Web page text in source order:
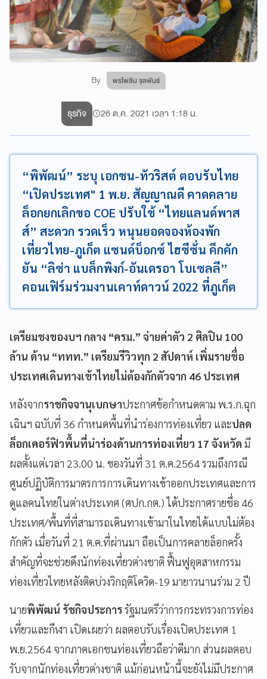
By พรไพลิน จุลพันธ์
ธุรกิจ 26 ต.ค. 2021 เวลา 1:18 น.
“พิพัฒน์” ระบุ เอกชน-ทัวริสต์ ตอบรับไทย
“เปิดประเทศ" 1 พ.ย. สัญญาณดี คาดคลาย
ล็อกยกเลิกขอ COE ปรับใช้ “ไทยแลนด์พาส
ส์” สะดวก รวดเร็ว หนุนยอดจองห้องพัก
เที่ยวไทย-ภูเก็ต แซนด์บ็อกซ์ ไฮซีซั่น คึกคัก
ยัน “ลิซ่า แบล็กพิงก์-อันเดรอา โบเซลลี”
คอนเฟิร์มร่วมงานเคาท์ดาวน์ 2022 ที่ภูเก็ต
เตรียมชงของบฯ กลาง “ครม.” จ่ายค่าตัว 2 ศิลปิน 100
ล้าน ด้าน “ททท.” เตรียมรีวิวทุก 2 สัปดาห์ เพิ่มรายชื่อ
ประเทศเดินทางเข้าไทยไม่ต้องกักตัวจาก 46 ประเทศ
หลังจากราชกิจจานุเบกษาประกาศข้อกำหนดตาม พ.ร.ก.ฉุก
เฉินฯ ฉบับที่ 36 กำหนดพื้นที่นำร่องการท่องเที่ยว และปลด
ล็อกเคอร์ฟิวพื้นที่นำร่องด้านการท่องเที่ยว 17 จังหวัด มี
ผลตั้งแต่เวลา 23.00 น. ของวันที่ 31 ต.ค.2564 รวมถึงกรณี
ศูนย์ปฏิบัติการมาตรการการเดินทางเข้าออกประเทศและการ
ดูแลคนไทยในต่างประเทศ (ศปก.กต.) ได้ประกาศรายชื่อ 46
ประเทศ/พื้นที่ที่สามารถเดินทางเข้ามาในไทยได้แบบไม่ต้อง
กักตัว เมื่อวันที่ 21 ต.ค.ที่ผ่านมา ถือเป็นการคลายล็อกครั้ง
สำคัญที่จะช่วยดึงนักท่องเที่ยวต่างชาติ ฟื้นฟูอุตสาหกรรม
ท่องเที่ยวไทยหลังติดบ่วงวิกฤติโควิด-19 มายาวนานร่วม 2 ปี
นายพิพัฒน์ รัชกิจประการรัฐมนตรีว่าการกระทรวงการท่อง
เที่ยวและกีฬา เปิดเผยว่า ผลตอบรับเรื่องเปิดประเทศ 1
พ.ย.2564 จากภาคเอกชนท่องเที่ยวถือว่าดีมาก ส่วนผลตอบ
รับจากนักท่องเที่ยวต่างชาติ แม้ก่อนหน้านี้จะยังไม่มีประกาศ